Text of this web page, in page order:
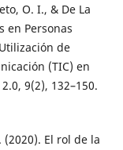
O. I., & De La
en Personas
de
(TIC) en
9(2), 132–150.
(2020). El rol de la